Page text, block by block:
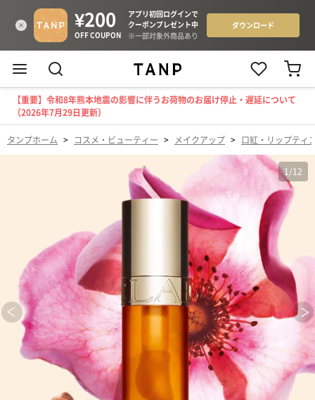
【重要】令和8年熊本地震の影響に伴うお荷物のお届け停止・遅延について
（2026年7月29日更新）
タンプホーム > コスメ・ビューティー > メイクアップ > 口紅・リップティ
1 /12